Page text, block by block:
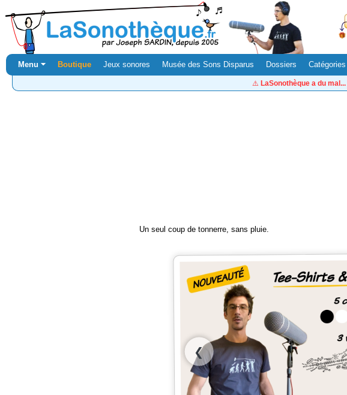
Menu ⏷ Boutique Jeux sonores Musée des Sons Disparus Dossiers Catégories
⚠️ LaSonothèque a du mal...
Un seul coup de tonnerre, sans pluie.
❮